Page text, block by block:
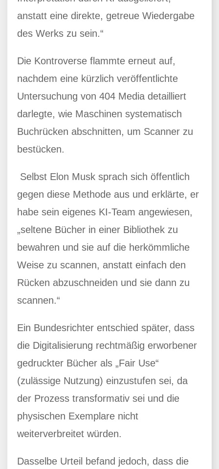
anstatt eine direkte, getreue Wiedergabe
des Werks zu sein.“
Die Kontroverse flammte erneut auf,
nachdem eine kürzlich veröffentlichte
Untersuchung von 404 Media detailliert
darlegte, wie Maschinen systematisch
Buchrücken abschnitten, um Scanner zu
bestücken.
Selbst Elon Musk sprach sich öffentlich
gegen diese Methode aus und erklärte, er
habe sein eigenes KI-Team angewiesen,
„seltene Bücher in einer Bibliothek zu
bewahren und sie auf die herkömmliche
Weise zu scannen, anstatt einfach den
Rücken abzuschneiden und sie dann zu
scannen.“
Ein Bundesrichter entschied später, dass
die Digitalisierung rechtmäßig erworbener
gedruckter Bücher als „Fair Use“
(zulässige Nutzung) einzustufen sei, da
der Prozess transformativ sei und die
physischen Exemplare nicht
weiterverbreitet würden.
Dasselbe Urteil befand jedoch, dass die